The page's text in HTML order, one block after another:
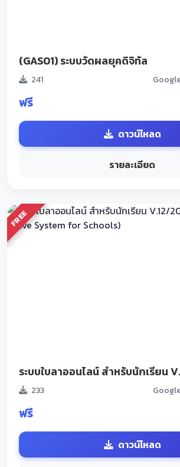
(GAS01) ระบบวัดผลยุคดิจิทัล
241
ฟรี
ดาวน์โหลด
รายละเอียด
FREE
233
ฟรี
ดาวน์โหลด